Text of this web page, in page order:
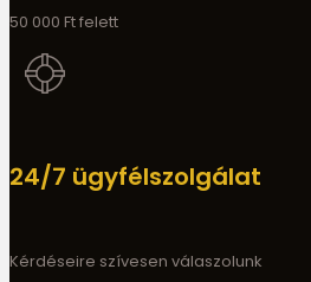
50 000 Ft felett
24/7 ügyfélszolgálat
Kérdéseire szívesen válaszolunk